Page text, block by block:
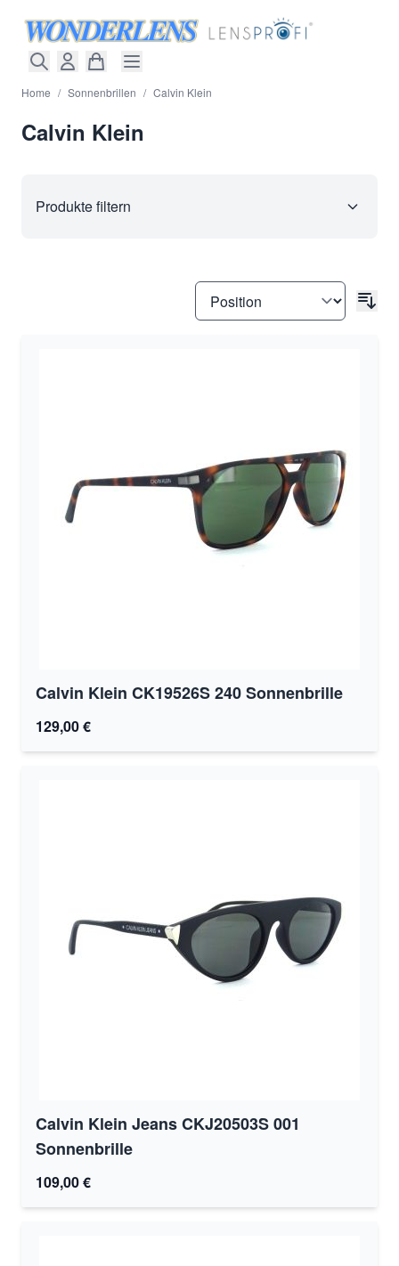
Home / Sonnenbrillen / Calvin Klein
Calvin Klein
Produkte filtern
Calvin Klein CK19526S 240 Sonnenbrille
129,00 €
Calvin Klein Jeans CKJ20503S 001
Sonnenbrille
109,00 €